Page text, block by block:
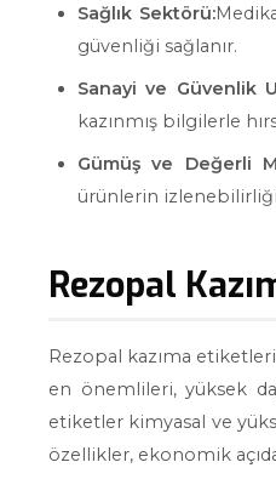
Sağlık Sektörü:
güvenliği sağlanır.
Sanayi ve Güvenlik
kazınmış bilgilerle
Gümüş ve Değerli
ürünlerin
Rezopal
Rezopal kazıma
en önemlileri, yüksek
etiketler kimyasal ve
özellikler, ekonomik